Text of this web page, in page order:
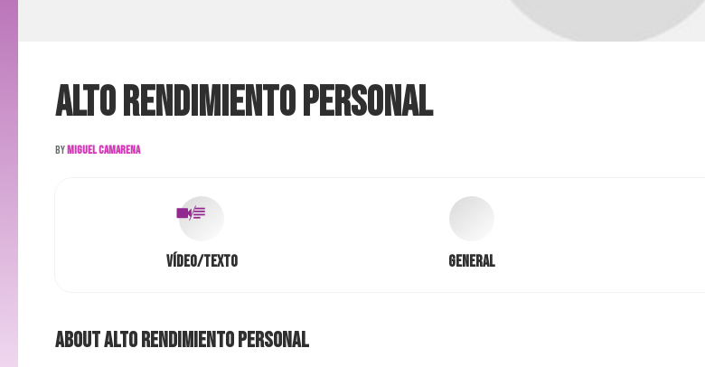
Alto Rendimiento Personal
ByMiguel Camarena
Vídeo/Texto General
AboutAlto Rendimiento Personal